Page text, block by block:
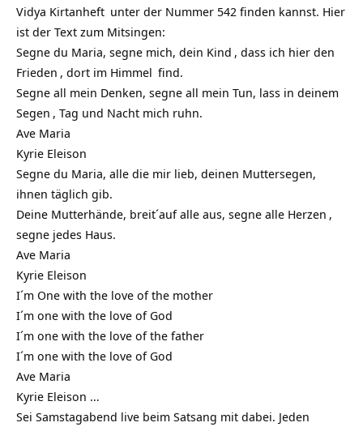
Vidya Kirtanheft unter der Nummer 542 finden kannst. Hier
ist der Text zum Mitsingen:
Segne du Maria, segne mich, dein Kind , dass ich hier den
Frieden , dort im Himmel find.
Segne all mein Denken, segne all mein Tun, lass in deinem
Segen , Tag und Nacht mich ruhn.
Ave Maria
Kyrie Eleison
Segne du Maria, alle die mir lieb, deinen Muttersegen,
ihnen täglich gib.
Deine Mutterhände, breit´auf alle aus, segne alle Herzen ,
segne jedes Haus.
Ave Maria
Kyrie Eleison
I´m One with the love of the mother
I´m one with the love of God
I´m one with the love of the father
I´m one with the love of God
Ave Maria
Kyrie Eleison …
Sei Samstagabend live beim Satsang mit dabei. Jeden